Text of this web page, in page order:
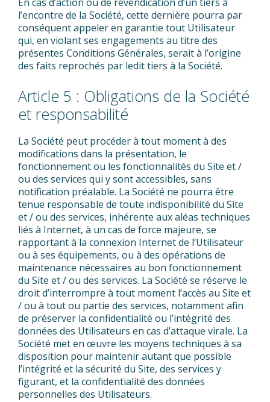
l’encontre de la Société, cette dernière pourra par
conséquent appeler en garantie tout Utilisateur
qui, en violant ses engagements au titre des
présentes Conditions Générales, serait à l’origine
des faits reprochés par ledit tiers à la Société.
Article 5 : Obligations de la Société
et responsabilité
La Société peut procéder à tout moment à des
modifications dans la présentation, le
fonctionnement ou les fonctionnalités du Site et /
ou des services qui y sont accessibles, sans
notification préalable. La Société ne pourra être
tenue responsable de toute indisponibilité du Site
et / ou des services, inhérente aux aléas techniques
liés à Internet, à un cas de force majeure, se
rapportant à la connexion Internet de l’Utilisateur
ou à ses équipements, ou à des opérations de
maintenance nécessaires au bon fonctionnement
du Site et / ou des services. La Société se réserve le
droit d’interrompre à tout moment l’accès au Site et
/ ou à tout ou partie des services, notamment afin
de préserver la confidentialité ou l’intégrité des
données des Utilisateurs en cas d’attaque virale. La
Société met en œuvre les moyens techniques à sa
disposition pour maintenir autant que possible
l’intégrité et la sécurité du Site, des services y
figurant, et la confidentialité des données
personnelles des Utilisateurs.